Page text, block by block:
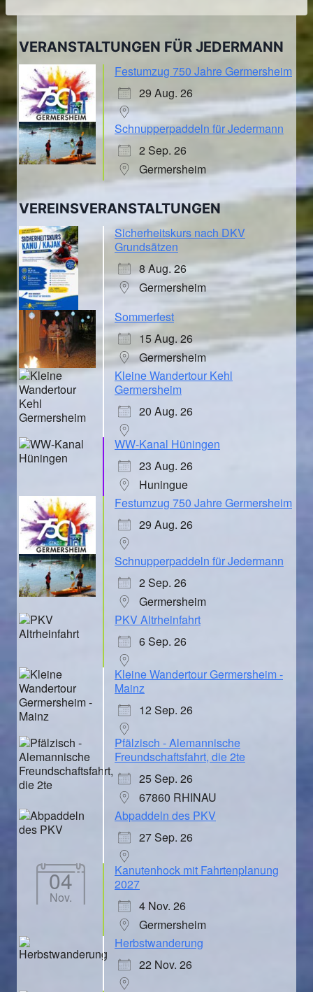
VERANSTALTUNGEN FÜR JEDERMANN
Festumzug 750 Jahre Germersheim
29 Aug. 26
Schnupperpaddeln für Jedermann
2 Sep. 26
Germersheim
VEREINSVERANSTALTUNGEN
Sicherheitskurs nach DKV
Grundsätzen
8 Aug. 26
Germersheim
Sommerfest
15 Aug. 26
Germersheim
Kleine Wandertour Kehl
Germersheim
20 Aug. 26
WW-Kanal Hüningen
23 Aug. 26
Huningue
Festumzug 750 Jahre Germersheim
29 Aug. 26
Schnupperpaddeln für Jedermann
2 Sep. 26
Germersheim
PKV Altrheinfahrt
6 Sep. 26
Kleine Wandertour Germersheim -
Mainz
12 Sep. 26
Pfälzisch - Alemannische
Freundschaftsfahrt, die 2te
25 Sep. 26
67860 RHINAU
Abpaddeln des PKV
27 Sep. 26
04
Nov.
Kanutenhock mit Fahrtenplanung
2027
4 Nov. 26
Germersheim
Herbstwanderung
22 Nov. 26